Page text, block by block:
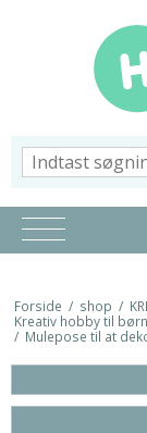
Forside / shop /
Kreativ hobby til børn
/ Mulepose til at